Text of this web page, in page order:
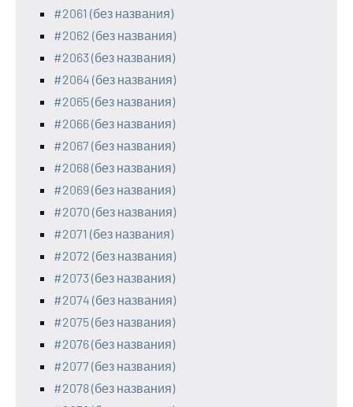
#2061 (без названия)
#2062 (без названия)
#2063 (без названия)
#2064 (без названия)
#2065 (без названия)
#2066 (без названия)
#2067 (без названия)
#2068 (без названия)
#2069 (без названия)
#2070 (без названия)
#2071 (без названия)
#2072 (без названия)
#2073 (без названия)
#2074 (без названия)
#2075 (без названия)
#2076 (без названия)
#2077 (без названия)
#2078 (без названия)